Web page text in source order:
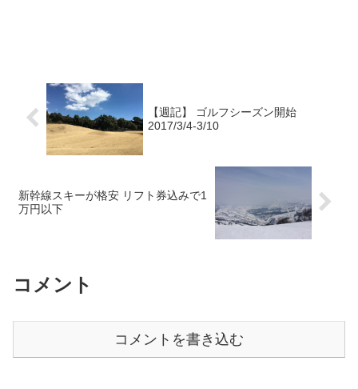
【週記】 ゴルフシーズン開始
2017/3/4-3/10
新幹線スキーが格安 リフト券込みで1
万円以下
コメント
コメントを書き込む